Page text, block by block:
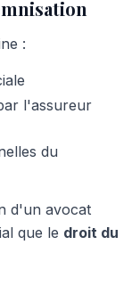
:
l'assureur
du
d'un avocat
que le droit du